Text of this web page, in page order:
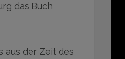
das Buch
aus der Zeit des